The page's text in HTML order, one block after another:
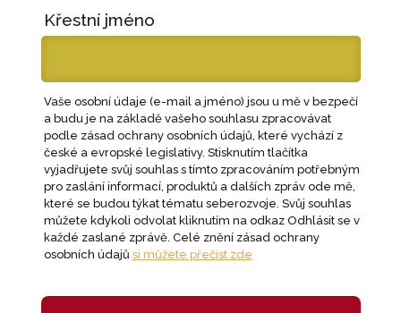
Křestní jméno
Vaše osobní údaje (e-mail a jméno) jsou u mě v bezpečí
a budu je na základě vašeho souhlasu zpracovávat
podle zásad ochrany osobních údajů, které vychází z
české a evropské legislativy. Stisknutím tlačítka
vyjadřujete svůj souhlas s tímto zpracováním potřebným
pro zaslání informací, produktů a dalších zpráv ode mě,
které se budou týkat tématu seberozvoje. Svůj souhlas
můžete kdykoli odvolat kliknutím na odkaz Odhlásit se v
každé zaslané zprávě. Celé znění zásad ochrany
osobních údajů si můžete přečíst zde